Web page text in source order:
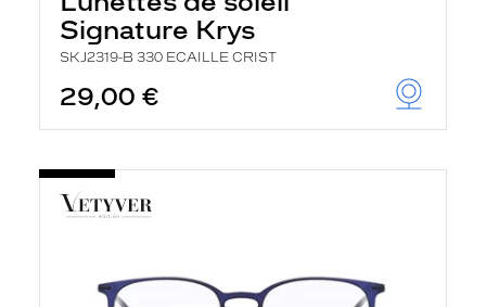
Signature Krys
SKJ2319-B 330 ECAILLE CRIST
29,00 €